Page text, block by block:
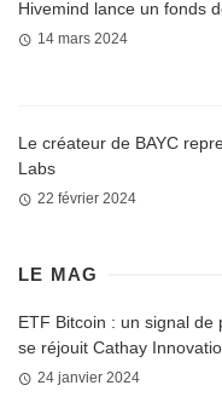
Hivemind lance un fonds
14 mars 2024
Le créateur de BAYC
Labs
22 février 2024
LE MAG
ETF Bitcoin : un signal de
se réjouit Cathay
24 janvier 2024